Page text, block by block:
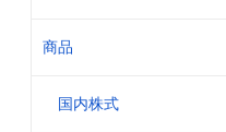
商品
国内株式